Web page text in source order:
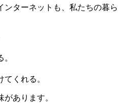
ンターネットも、私たちの暮ら
くれる。
あります。